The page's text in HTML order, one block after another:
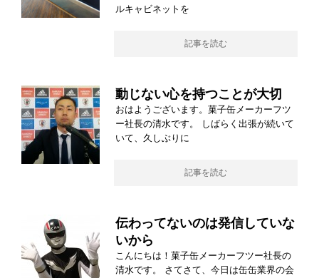
ルキャビネットを
記事を読む
動じない心を持つことが大切
おはようございます。菓子缶メーカーフツ
ー社長の清水です。 しばらく出張が続いて
いて、久しぶりに
記事を読む
伝わってないのは発信していな
いから
こんにちは！菓子缶メーカーフツー社長の
清水です。 さてさて、今日は缶缶業界の会